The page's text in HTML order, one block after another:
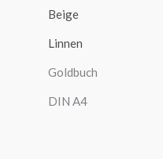
Beige
Linnen
Goldbuch
DIN A4